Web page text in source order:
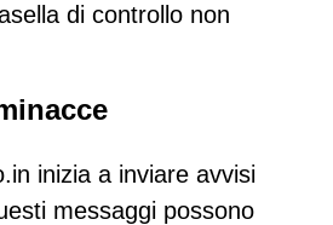
di controllo non
inizia a inviare avvisi
messaggi possono